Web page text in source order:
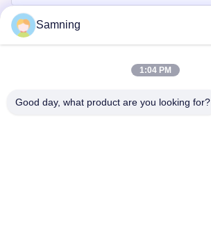
Samning
1:04 PM
Good day, what product are you looking for?